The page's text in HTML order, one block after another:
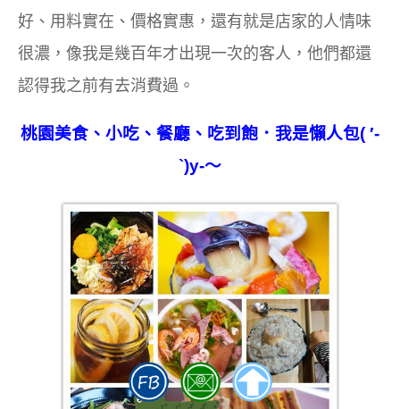
好、用料實在、價格實惠，還有就是店家的人情味
很濃，像我是幾百年才出現一次的客人，他們都還
認得我之前有去消費過。
桃園美食、小吃、餐廳、吃到飽．我是懶人包( ′-
`)y-～